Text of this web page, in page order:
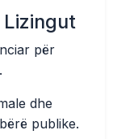
Lizingut
për
dhe
publike.